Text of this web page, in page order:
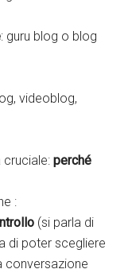
: guru blog o blog
videoblog,
cruciale:perché
:
(si parla di
di poter scegliere
conversazione